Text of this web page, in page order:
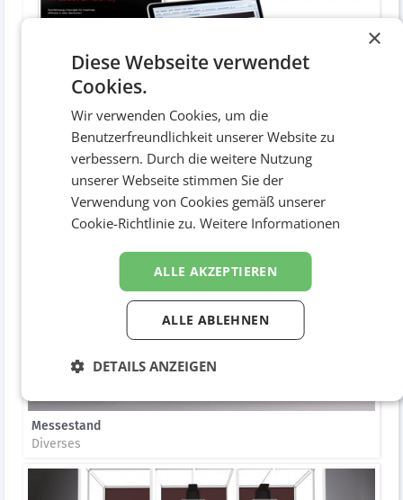
Messestand
Diverses
×
Diese Webseite verwendet
Cookies.
Wir verwenden Cookies, um die
Benutzerfreundlichkeit unserer Website zu
verbessern. Durch die weitere Nutzung
unserer Webseite stimmen Sie der
Verwendung von Cookies gemäß unserer
Cookie-Richtlinie zu. Weitere Informationen
ALLE AKZEPTIEREN
ALLE ABLEHNEN
DETAILS ANZEIGEN